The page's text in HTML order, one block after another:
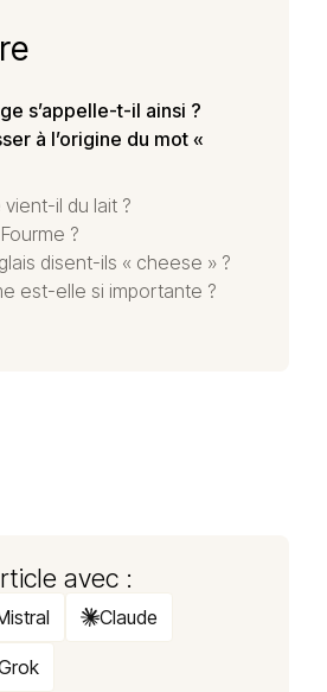
s’appelle-t-il ainsi ?
à l’origine du mot «
il du lait ?
?
disent-ils « cheese » ?
est-elle si importante ?
avec :
Claude